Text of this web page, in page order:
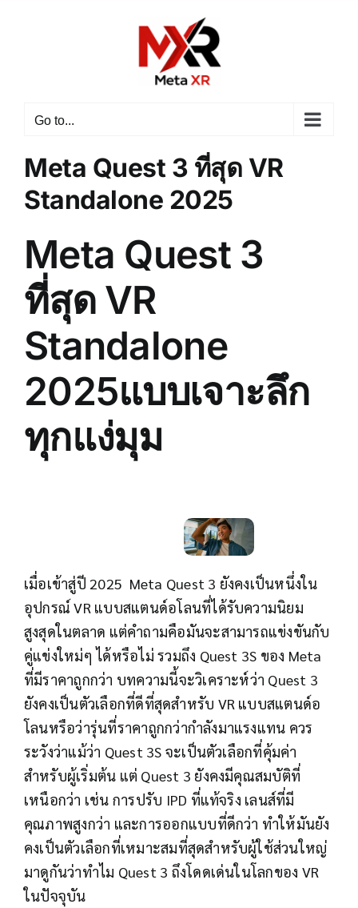
Go to...
Meta Quest 3 ที่สุด VR
Standalone 2025
Meta Quest 3
ที่สุด VR
Standalone
2025แบบเจาะลึก
ทุกแง่มุม
เมื่อเข้าสู่ปี 2025 Meta Quest 3 ยังคงเป็นหนึ่งใน
อุปกรณ์ VR แบบสแตนด์อโลนที่ได้รับความนิยม
สูงสุดในตลาด แต่คำถามคือมันจะสามารถแข่งขันกับ
คู่แข่งใหม่ๆ ได้หรือไม่ รวมถึง Quest 3S ของ Meta
ที่มีราคาถูกกว่า บทความนี้จะวิเคราะห์ว่า Quest 3
ยังคงเป็นตัวเลือกที่ดีที่สุดสำหรับ VR แบบสแตนด์อ
โลนหรือว่ารุ่นที่ราคาถูกกว่ากำลังมาแรงแทน ควร
ระวังว่าแม้ว่า Quest 3S จะเป็นตัวเลือกที่คุ้มค่า
สำหรับผู้เริ่มต้น แต่ Quest 3 ยังคงมีคุณสมบัติที่
เหนือกว่า เช่น การปรับ IPD ที่แท้จริง เลนส์ที่มี
คุณภาพสูงกว่า และการออกแบบที่ดีกว่า ทำให้มันยัง
คงเป็นตัวเลือกที่เหมาะสมที่สุดสำหรับผู้ใช้ส่วนใหญ่
มาดูกันว่าทำไม Quest 3 ถึงโดดเด่นในโลกของ VR
ในปัจจุบัน